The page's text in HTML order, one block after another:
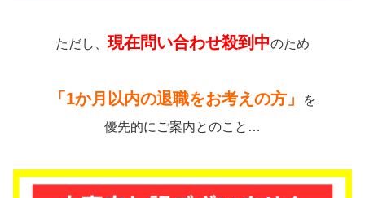
ただし、現在問い合わせ殺到中のため
「1か月以内の退職をお考えの方」
を
優先的にご案内とのこと…